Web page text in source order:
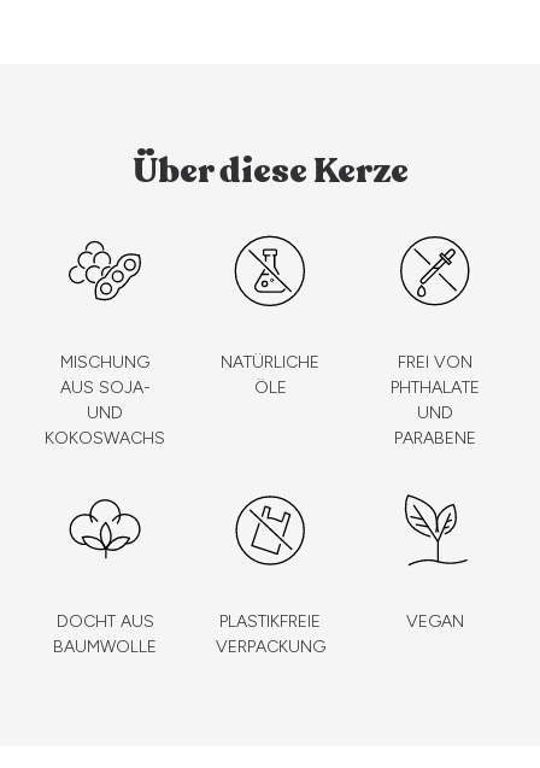
Über diese Kerze
MISCHUNG
AUS SOJA-
UND
KOKOSWACHS
NATÜRLICHE
ÖLE
FREI VON
PHTHALATE
UND
PARABENE
DOCHT AUS
BAUMWOLLE
PLASTIKFREIE
VERPACKUNG
VEGAN